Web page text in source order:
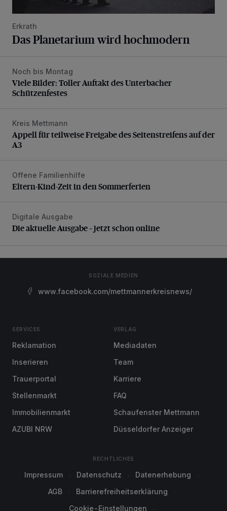
Erkrath
Das Planetarium wird hochmodern
Viele Bilder: Toller Auftakt des Unterbacher
Noch bis Montag
Viele Bilder: Toller Auftakt des Unterbacher
Schützenfestes
Appell für teilweise Freigabe des Seitenstreifens auf der A3
Kreis Mettmann
Appell für teilweise Freigabe des Seitenstreifens auf der
A3
Eltern-Kind-Zeit in den Sommerferien
Offene Familienhilfe
Eltern-Kind-Zeit in den Sommerferien
Die aktuelle Ausgabe – jetzt schon online
Digitale Ausgabe
Die aktuelle Ausgabe – jetzt schon online
SOZIALE MEDIEN
www.facebook.com/mettmannerkreisnews/
SERVICES
Reklamation
Inserieren
Trauerportal
Stellenmarkt
Immobilienmarkt
AZUBI NRW
VERLAG
Mediadaten
Team
Karriere
FAQ
Schaufenster Mettmann
Düsseldorfer Anzeiger
RECHTLICHES
Impressum Datenschutz
Datenerhebung
AGB
Barrierefreiheitserklärung
Cookie-Einstellungen